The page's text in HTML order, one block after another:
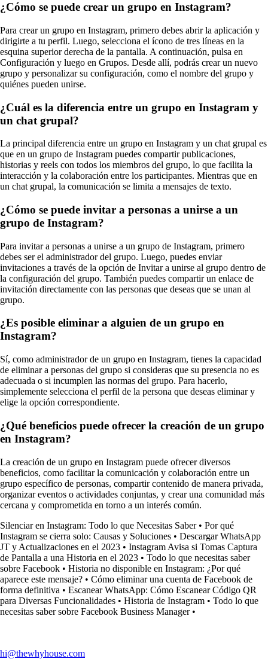
¿Cómo se puede crear un grupo en Instagram?
Para crear un grupo en Instagram, primero debes abrir la aplicación y
dirigirte a tu perfil. Luego, selecciona el ícono de tres líneas en la
esquina superior derecha de la pantalla. A continuación, pulsa en
Configuración y luego en Grupos. Desde allí, podrás crear un nuevo
grupo y personalizar su configuración, como el nombre del grupo y
quiénes pueden unirse.
¿Cuál es la diferencia entre un grupo en Instagram y
un chat grupal?
La principal diferencia entre un grupo en Instagram y un chat grupal es
que en un grupo de Instagram puedes compartir publicaciones,
historias y reels con todos los miembros del grupo, lo que facilita la
interacción y la colaboración entre los participantes. Mientras que en
un chat grupal, la comunicación se limita a mensajes de texto.
¿Cómo se puede invitar a personas a unirse a un
grupo de Instagram?
Para invitar a personas a unirse a un grupo de Instagram, primero
debes ser el administrador del grupo. Luego, puedes enviar
invitaciones a través de la opción de Invitar a unirse al grupo dentro de
la configuración del grupo. También puedes compartir un enlace de
invitación directamente con las personas que deseas que se unan al
grupo.
¿Es posible eliminar a alguien de un grupo en
Instagram?
Sí, como administrador de un grupo en Instagram, tienes la capacidad
de eliminar a personas del grupo si consideras que su presencia no es
adecuada o si incumplen las normas del grupo. Para hacerlo,
simplemente selecciona el perfil de la persona que deseas eliminar y
elige la opción correspondiente.
¿Qué beneficios puede ofrecer la creación de un grupo
en Instagram?
La creación de un grupo en Instagram puede ofrecer diversos
beneficios, como facilitar la comunicación y colaboración entre un
grupo específico de personas, compartir contenido de manera privada,
organizar eventos o actividades conjuntas, y crear una comunidad más
cercana y comprometida en torno a un interés común.
Silenciar en Instagram: Todo lo que Necesitas Saber• Por qué
Instagram se cierra solo: Causas y Soluciones • Descargar WhatsApp
JT y Actualizaciones en el 2023 • Instagram Avisa si Tomas Captura
de Pantalla a una Historia en el 2023 • Todo lo que necesitas saber
sobre Facebook • Historia no disponible en Instagram: ¿Por qué
aparece este mensaje? • Cómo eliminar una cuenta de Facebook de
forma definitiva • Escanear WhatsApp: Cómo Escanear Código QR
para Diversas Funcionalidades • Historia de Instagram • Todo lo que
necesitas saber sobre Facebook Business Manager•
hi@thewhyhouse.com